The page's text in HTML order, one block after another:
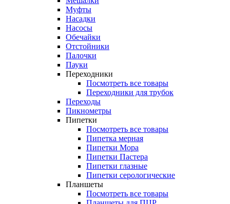
Муфты
Насадки
Насосы
Обечайки
Отстойники
Палочки
Пауки
Переходники
Посмотреть все товары
Переходники для трубок
Переходы
Пикнометры
Пипетки
Посмотреть все товары
Пипетка мерная
Пипетки Мора
Пипетки Пастера
Пипетки глазные
Пипетки серологические
Планшеты
Посмотреть все товары